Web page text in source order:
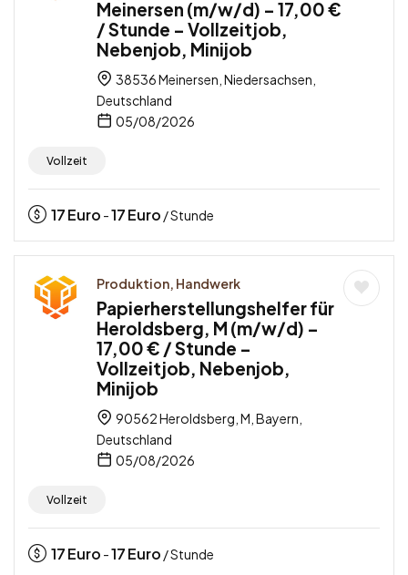
Meinersen (m/w/d) – 17,00 €
/ Stunde – Vollzeitjob,
Nebenjob, Minijob
38536 Meinersen, Niedersachsen,
Deutschland
05/08/2026
Vollzeit
17Euro -17Euro / Stunde
Produktion, Handwerk
Papierherstellungshelfer für
Heroldsberg, M (m/w/d) –
17,00 € / Stunde –
Vollzeitjob, Nebenjob,
Minijob
90562 Heroldsberg, M, Bayern,
Deutschland
05/08/2026
Vollzeit
17Euro -17Euro / Stunde